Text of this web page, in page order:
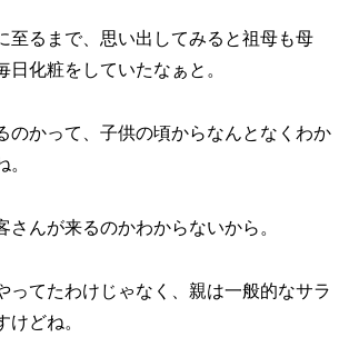
至るまで、思い出してみると祖母も母
日化粧をしていたなぁと。
のかって、子供の頃からなんとなくわか
さんが来るのかわからないから。
ってたわけじゃなく、親は一般的なサラ
どね。